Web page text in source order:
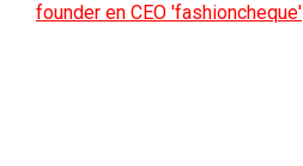
founder en CEO 'fashioncheque'